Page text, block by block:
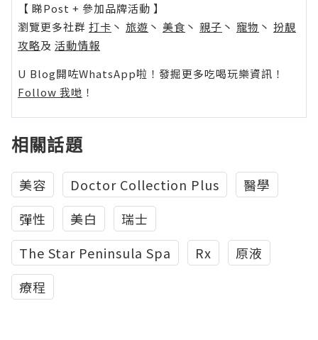
【 睇Post + 參加品牌活動 】
瀏覽更多社群 打卡 丶 旅遊 丶 美食 丶 親子 丶 寵物 丶 扮靚
攻略及 活動情報
U Blog開咗WhatsApp啦！發掘更多吃喝玩樂資訊！
Follow 我哋 ！
相關話題
美容 Doctor Collection Plus
醫學
彈性
美白
瑞士
The Star Peninsula Spa
Rx
原液
療程